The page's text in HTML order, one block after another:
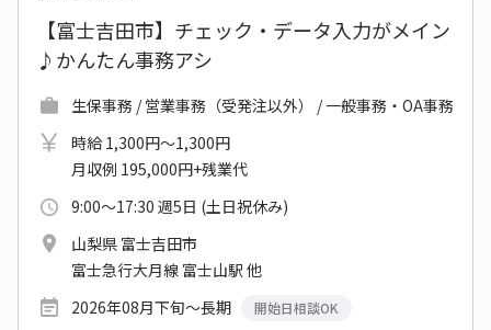
【富士吉田市】チェック・データ入力がメイン
♪かんたん事務アシ
生保事務 / 営業事務（受発注以外） / 一般事務・OA事務
時給 1,300円～1,300円
月収例 195,000円+残業代
9:00～17:30 週5日 (土日祝休み)
山梨県 富士吉田市
富士急行大月線 富士山駅 他
2026年08月下旬～長期
開始日相談OK